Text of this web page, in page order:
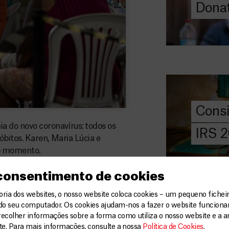
de cookies
dos websites, o nosso website coloca cookies – um pequeno
seu computador. Os cookies ajudam-nos a fazer o website
informações sobre a forma como utiliza o nosso website e a
Para mais informações, consulte a nossa Política de Cookies.
do novo coronavírus: todos os
Karen, Maria Lúcia e
momento.
DOE
AGORA
IRS
Saiba tudo
IRS: o que é,
preencher, e
MSF com o
DOE
AGORA
Angarie
A MSF
donativos
chegar